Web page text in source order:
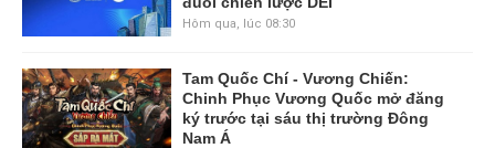
Hôm qua, lúc 08:30
Tam Quốc Chí - Vương Chiến:
Chinh Phục Vương Quốc mở đăng
ký trước tại sáu thị trường Đông
Nam Á